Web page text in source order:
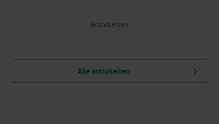
Activiteiten
Alle activiteiten